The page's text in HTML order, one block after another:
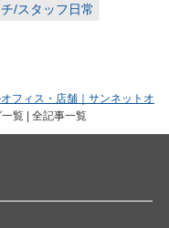
/スタッフ日常
フィス・店舗｜サンネットオ
覧 | 全記事一覧